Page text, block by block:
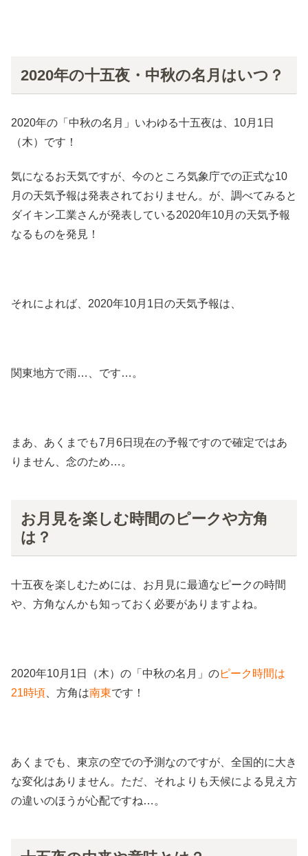
2020年の十五夜・中秋の名月はいつ？
2020年の「中秋の名月」いわゆる十五夜は、10月1日
（木）です！
気になるお天気ですが、今のところ気象庁での正式な10
月の天気予報は発表されておりません。が、調べてみると
ダイキン工業さんが発表している2020年10月の天気予報
なるものを発見！
それによれば、2020年10月1日の天気予報は、
関東地方で雨…、です…。
まあ、あくまでも7月6日現在の予報ですので確定ではあ
りません、念のため…。
お月見を楽しむ時間のピークや方角
は？
十五夜を楽しむためには、お月見に最適なピークの時間
や、方角なんかも知っておく必要がありますよね。
2020年10月1日（木）の「中秋の名月」のピーク時間は
21時頃 、方角は南東です！
あくまでも、東京の空での予測なのですが、全国的に大き
な変化はありません。ただ、それよりも天候による見え方
の違いのほうが心配ですね…。